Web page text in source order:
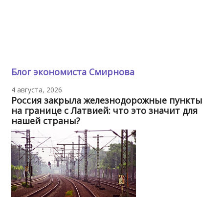
Блог экономиста Смирнова
4 августа, 2026
Россия закрыла железнодорожные пункты
на границе с Латвией: что это значит для
нашей страны?